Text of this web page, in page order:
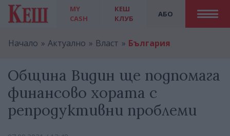
MY
CASH
АБО
КЕШ
КЛУБ
Начало Актуално Власт България
Община Видин ще подпомага
финансово хората с
репродуктивни проблеми